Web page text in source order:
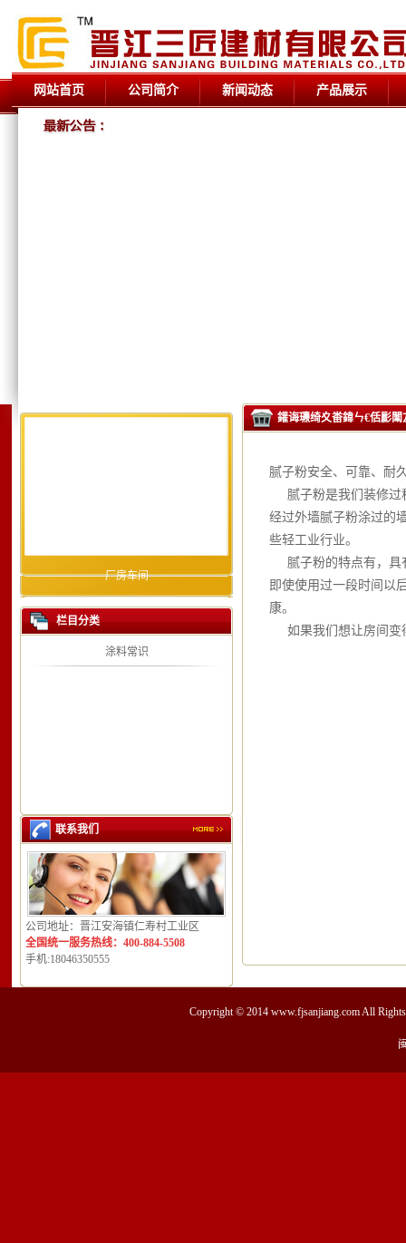
网站首页 公司简介 新闻动态 产品展示
厂房车间
栏目分类
涂料常识
联系我们
公司地址：晋江安海镇仁寿村工业区
全国统一服务热线：400-884-5508
手机:18046350555
鑵诲瓙绮夊畨鍏ㄣ€佸彲闈
腻子粉安全、可靠、耐
腻子粉是我们装修过
经过外墙腻子粉涂过的
些轻工业行业。
腻子粉的特点有，具
即使使用过一段时间以
康。
如果我们想让房间变
Copyright © 2014 www.fjsanjiang.comAll